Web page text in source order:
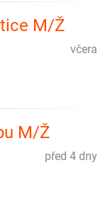
M/Ž
včera
M/Ž
před 4 dny